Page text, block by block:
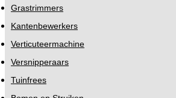
Grastrimmers
Kantenbewerkers
Verticuteermachine
Versnipperaars
Tuinfrees